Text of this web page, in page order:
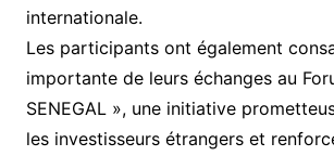
internationale.
Les participants ont également
importante de leurs échanges au
SENEGAL », une initiative
les investisseurs étrangers et